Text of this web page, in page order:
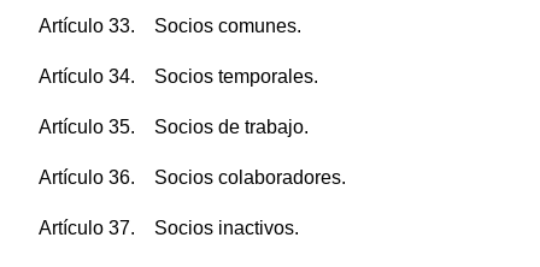
Artículo 33. Socios comunes.
Artículo 34. Socios temporales.
Artículo 35. Socios de trabajo.
Artículo 36. Socios colaboradores.
Artículo 37. Socios inactivos.